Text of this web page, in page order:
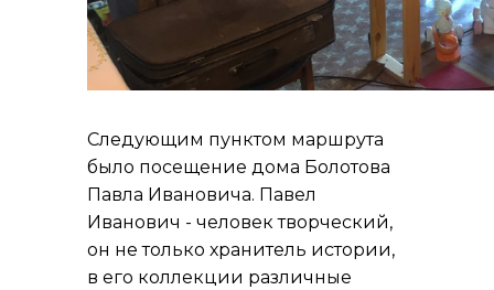
Следующим пунктом маршрута
было посещение дома Болотова
Павла Ивановича. Павел
Иванович - человек творческий,
он не только хранитель истории,
в его коллекции различные